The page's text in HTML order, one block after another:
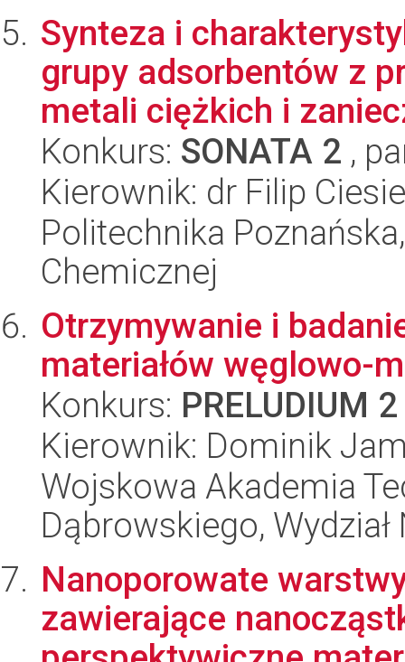
Synteza i
grupy adsorbentów z
metali ciężkich i
Konkurs: SONATA 2 ,
Kierownik: dr Filip
Politechnika
Chemicznej
Otrzymywanie i
materiałów węglowo-
Konkurs: PRELUDIUM 2
Kierownik: Dominik
Wojskowa Akademia
Dąbrowskiego,
Nanoporowate
zawierające